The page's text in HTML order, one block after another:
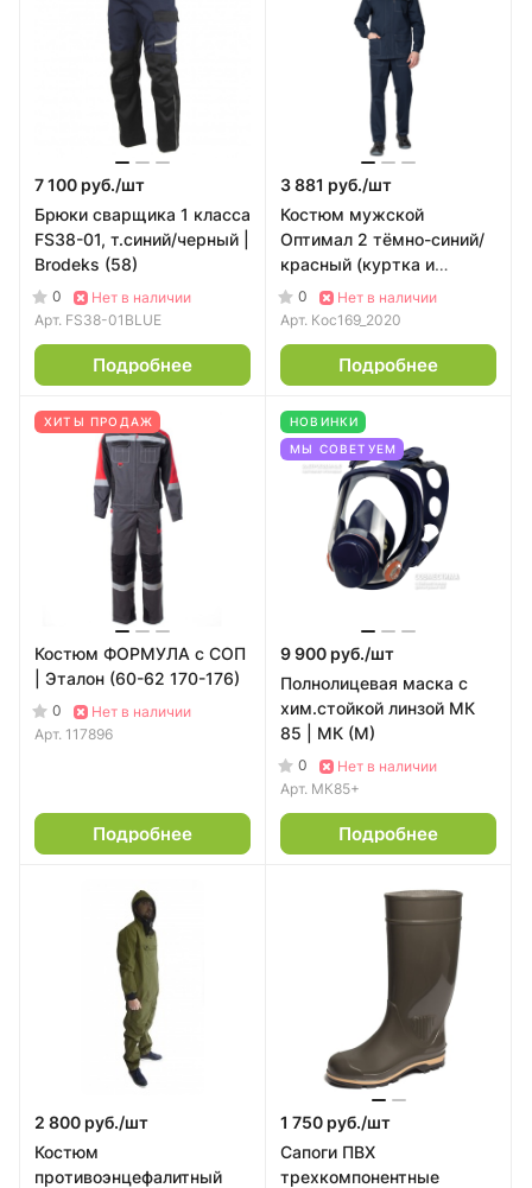
7 100 руб./шт
Брюки сварщика 1 класса
FS38-01, т.синий/черный |
Brodeks (58)
0
Нет в наличии
Арт. FS38-01BLUE
Подробнее
3 881 руб./шт
Костюм мужской
Оптимал 2 тёмно-синий/
красный (куртка и
полукомбинезон) | Прабо
(60-62 182-188)
0
Нет в наличии
Арт. Кос169_2020
Подробнее
ХИТЫ ПРОДАЖ
Костюм ФОРМУЛА с СОП
| Эталон (60-62 170-176)
0
Нет в наличии
Арт. 117896
Подробнее
НОВИНКИ
МЫ СОВЕТУЕМ
9 900 руб./шт
Полнолицевая маска с
хим.стойкой линзой МК
85 | МК (M)
0
Нет в наличии
Арт. МК85+
Подробнее
2 800 руб./шт
Костюм
противоэнцефалитный
1 750 руб./шт
Сапоги ПВХ
трехкомпонентные